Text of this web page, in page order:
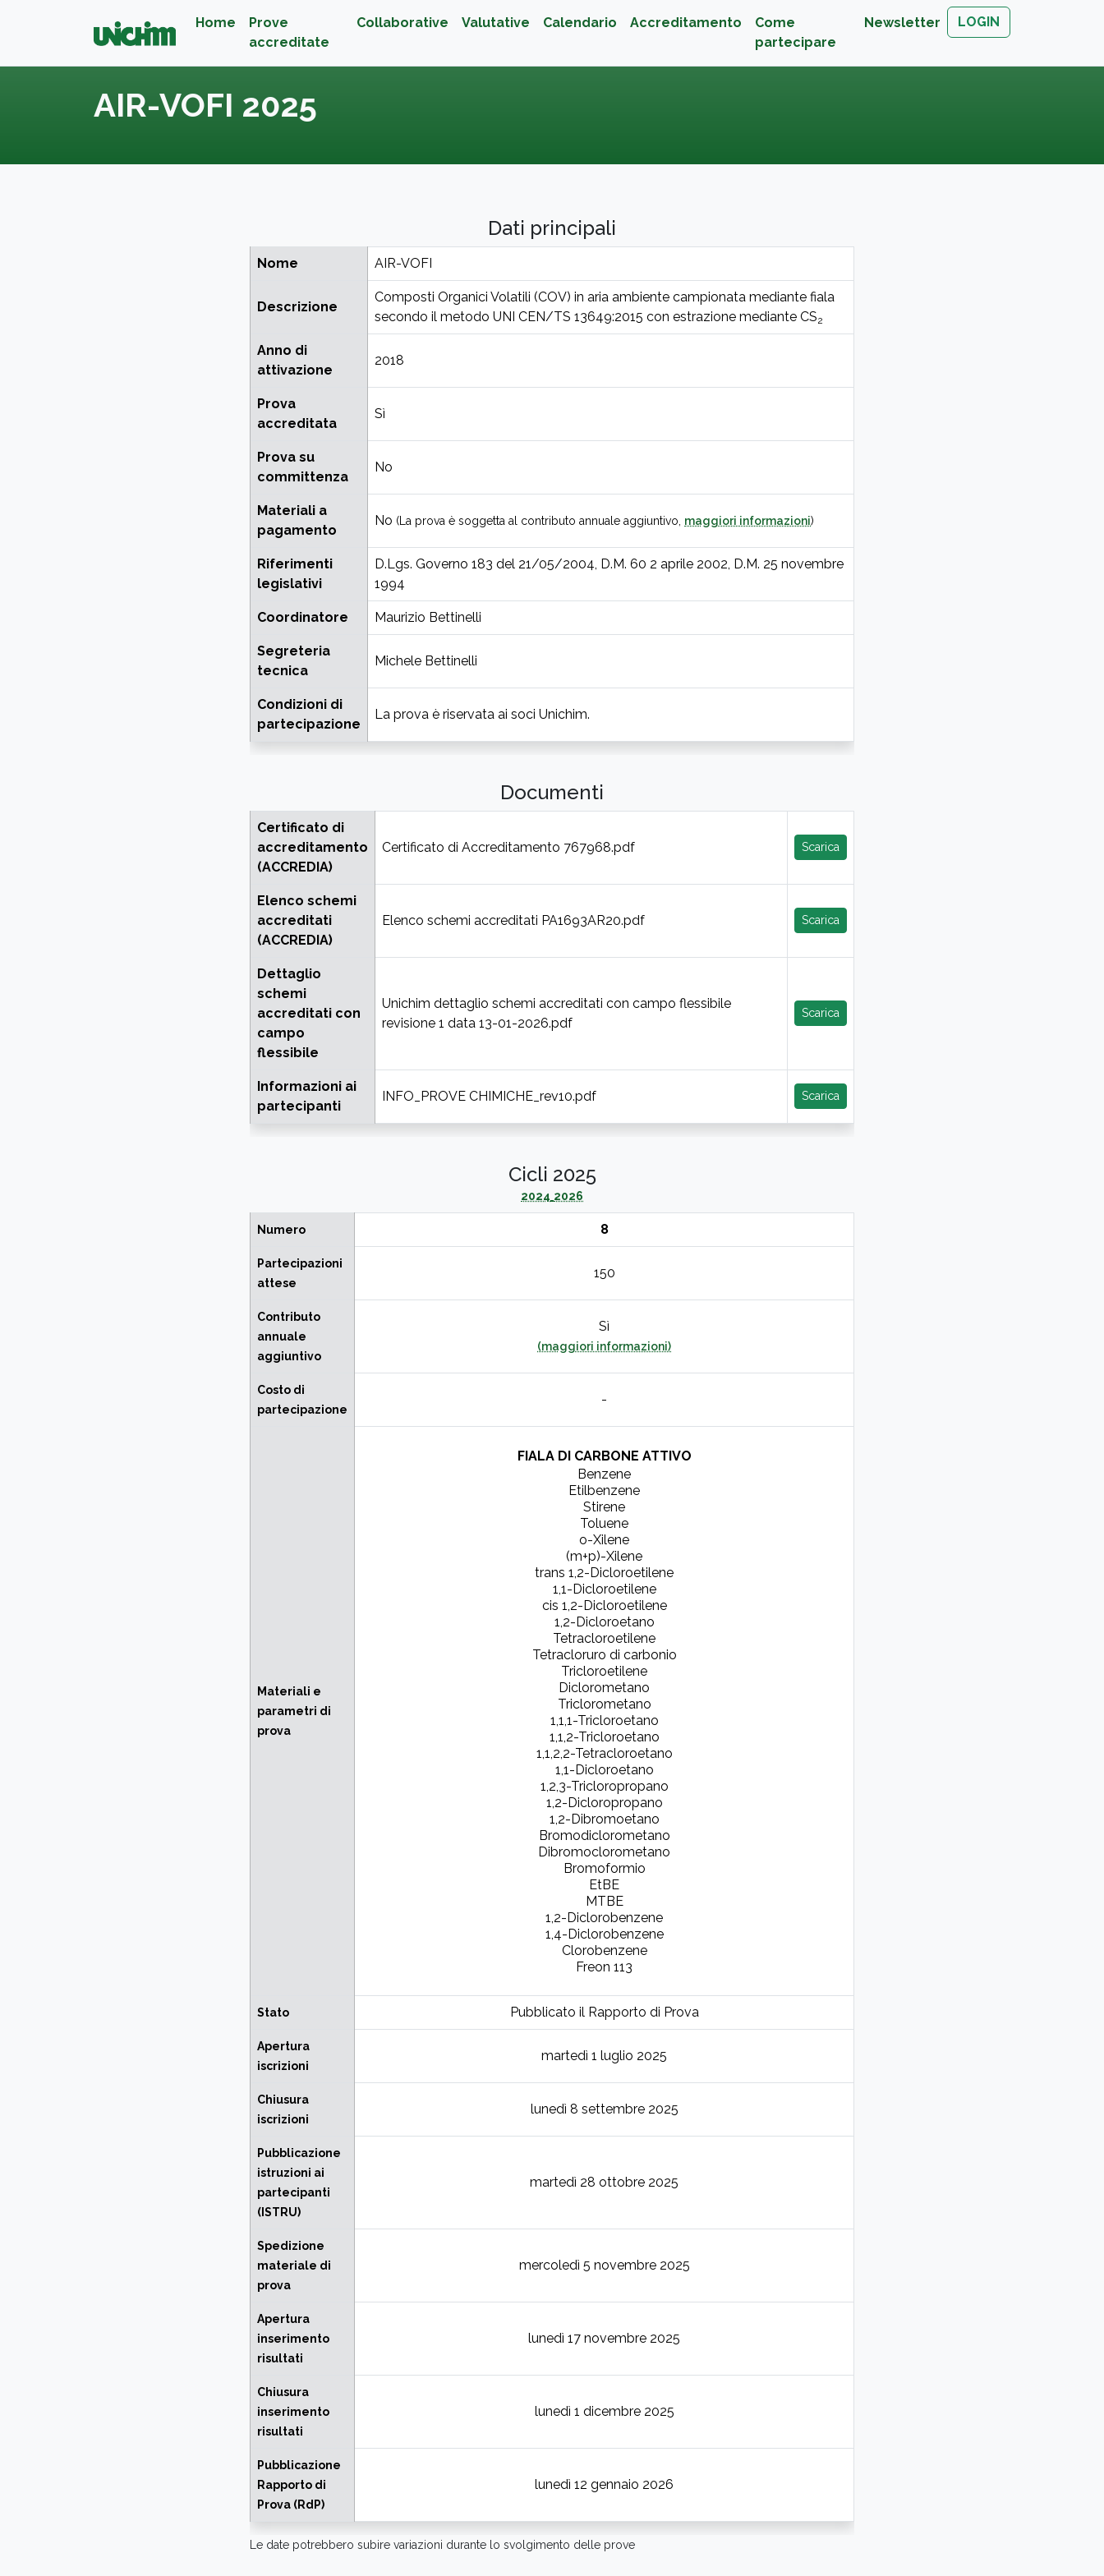
Home
Prove
accreditate
Collaborative Valutative Calendario Accreditamento
Come
partecipare
Newsletter LOGIN
AIR-VOFI 2025
Dati principali
Nome AIR-VOFI
Descrizione
Composti Organici Volatili (COV) in aria ambiente campionata mediante fiala
secondo il metodo UNI CEN/TS 13649:2015 con estrazione mediante CS2
Anno di
attivazione
2018
Prova
accreditata
Sì
Prova su
committenza
No
Materiali a
pagamento
No (La prova è soggetta al contributo annuale aggiuntivo, maggiori informazioni)
Riferimenti
legislativi
D.Lgs. Governo 183 del 21/05/2004, D.M. 60 2 aprile 2002, D.M. 25 novembre
1994
Coordinatore Maurizio Bettinelli
Segreteria
tecnica
Michele Bettinelli
Condizioni di
partecipazione
La prova è riservata ai soci Unichim.
Documenti
Certificato di
accreditamento
(ACCREDIA)
Certificato di Accreditamento 767968.pdf Scarica
Elenco schemi
accreditati
(ACCREDIA)
Elenco schemi accreditati PA1693AR20.pdf Scarica
Dettaglio
schemi
accreditati con
campo
flessibile
Unichim dettaglio schemi accreditati con campo flessibile
revisione 1 data 13-01-2026.pdf
Scarica
Informazioni ai
partecipanti
INFO_PROVE CHIMICHE_rev10.pdf Scarica
Cicli 2025
2024 2026
Numero 8
Partecipazioni
attese
150
Contributo
annuale
aggiuntivo
Sì
(maggiori informazioni)
Costo di
partecipazione
-
Materiali e
parametri di
prova
FIALA DI CARBONE ATTIVO
Benzene
Etilbenzene
Stirene
Toluene
o-Xilene
(m+p)-Xilene
trans 1,2-Dicloroetilene
1,1-Dicloroetilene
cis 1,2-Dicloroetilene
1,2-Dicloroetano
Tetracloroetilene
Tetracloruro di carbonio
Tricloroetilene
Diclorometano
Triclorometano
1,1,1-Tricloroetano
1,1,2-Tricloroetano
1,1,2,2-Tetracloroetano
1,1-Dicloroetano
1,2,3-Tricloropropano
1,2-Dicloropropano
1,2-Dibromoetano
Bromodiclorometano
Dibromoclorometano
Bromoformio
EtBE
MTBE
1,2-Diclorobenzene
1,4-Diclorobenzene
Clorobenzene
Freon 113
Stato Pubblicato il Rapporto di Prova
Apertura
iscrizioni
martedì 1 luglio 2025
Chiusura
iscrizioni
lunedì 8 settembre 2025
Pubblicazione
istruzioni ai
partecipanti
(ISTRU)
martedì 28 ottobre 2025
Spedizione
materiale di
prova
mercoledì 5 novembre 2025
Apertura
inserimento
risultati
lunedì 17 novembre 2025
Chiusura
inserimento
risultati
lunedì 1 dicembre 2025
Pubblicazione
Rapporto di
Prova (RdP)
lunedì 12 gennaio 2026
Le date potrebbero subire variazioni durante lo svolgimento delle prove